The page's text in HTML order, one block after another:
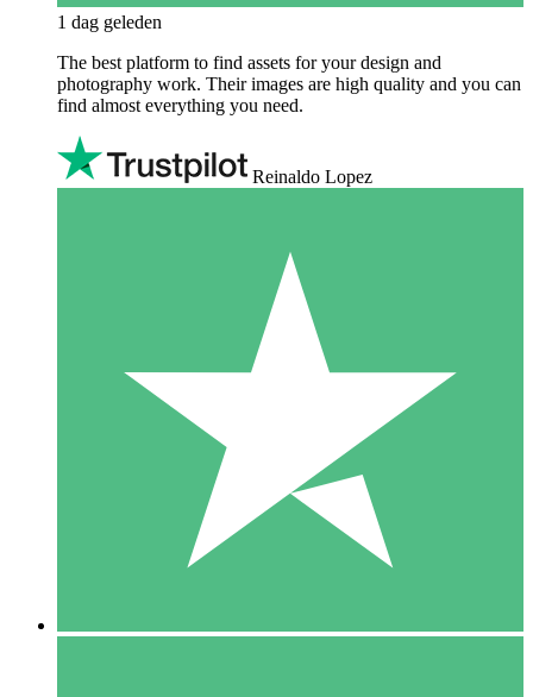
1 dag geleden
The best platform to find assets for your design and
photography work. Their images are high quality and you can
find almost everything you need.
Reinaldo Lopez